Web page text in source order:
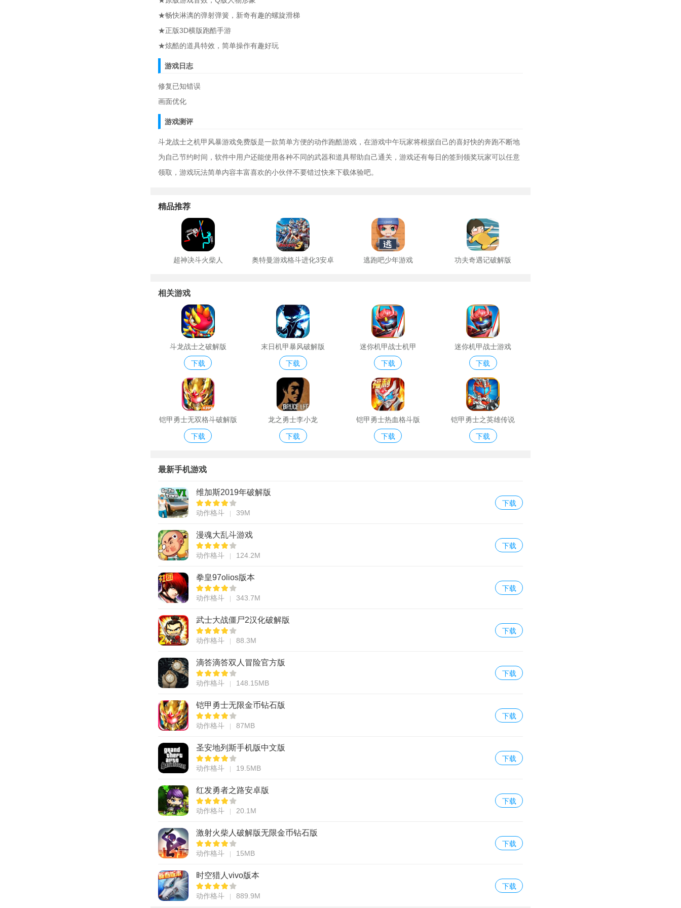
★畅快淋漓的弹射弹簧，新奇有趣的螺旋滑梯
★正版3D横版跑酷手游
★炫酷的道具特效，简单操作有趣好玩
游戏日志
修复已知错误
画面优化
游戏测评
斗龙战士之机甲风暴游戏免费版是一款简单方便的动作跑酷游戏，在游戏中午玩家将根据自己的喜好快的奔跑不断地
为自己节约时间，软件中用户还能使用各种不同的武器和道具帮助自己通关，游戏还有每日的签到领奖玩家可以任意
领取，游戏玩法简单内容丰富喜欢的小伙伴不要错过快来下载体验吧。
精品推荐
超神决斗火柴人 奥特曼游戏格斗进化3安卓 逃跑吧少年游戏 功夫奇遇记破解版
相关游戏
斗龙战士之破解版
下载
末日机甲暴风破解版
下载
迷你机甲战士机甲
下载
迷你机甲战士游戏
下载
铠甲勇士无双格斗破解版
下载
龙之勇士李小龙
下载
铠甲勇士热血格斗版
下载
铠甲勇士之英雄传说
下载
最新手机游戏
维加斯2019年破解版
动作格斗 39M
下载
漫魂大乱斗游戏
动作格斗 124.2M
下载
拳皇97olios版本
动作格斗 343.7M
下载
武士大战僵尸2汉化破解版
动作格斗 88.3M
下载
滴答滴答双人冒险官方版
动作格斗 148.15MB
下载
铠甲勇士无限金币钻石版
动作格斗 87MB
下载
圣安地列斯手机版中文版
动作格斗 19.5MB
下载
红发勇者之路安卓版
动作格斗 20.1M
下载
激射火柴人破解版无限金币钻石版
动作格斗 15MB
下载
时空猎人vivo版本
动作格斗 889.9M
下载